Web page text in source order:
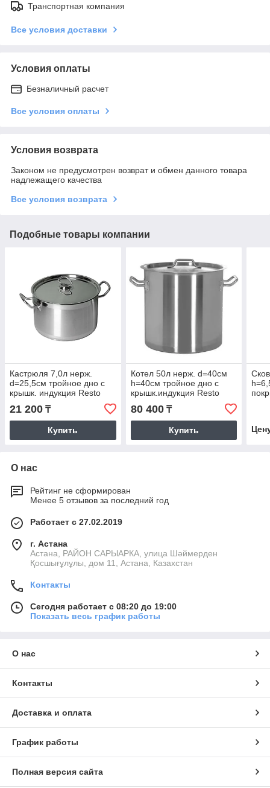
Транспортная компания
Все условия доставки
Условия оплаты
Безналичный расчет
Все условия оплаты
Условия возврата
Законом не предусмотрен возврат и обмен данного товара
надлежащего качества
Все условия возврата
Подобные товары компании
Кастрюля 7,0л нерж.
d=25,5см тройное дно с
крышк. индукция Resto
(Китай) | 141
21 200 ₸
Купить
Котел 50л нерж. d=40см
h=40см тройное дно с
крышк.индукция Resto
(Китай) | 3505
80 400₸
Купить
О нас
Рейтинг не сформирован
Менее 5 отзывов за последний год
Работает с 27.02.2019
г. Астана
Астана, РАЙОН САРЫАРКА, улица Шәймерден
Қосшығұлұлы, дом 11, Астана, Казахстан
Контакты
Сегодня работает с 08:20 до 19:00
Показать весь график работы
О нас
Контакты
Доставка и оплата
График работы
Полная версия сайта